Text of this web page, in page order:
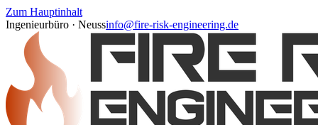
Zum Hauptinhalt
Ingenieurbüro · Neussinfo@fire-risk-engineering.de